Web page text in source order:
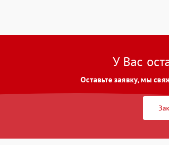
У Вас
Оставьте заявку, мы